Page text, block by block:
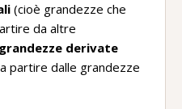
(cioè grandezze che
da altre
grandezze derivate
partire dalle grandezze